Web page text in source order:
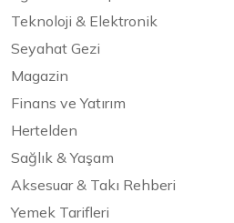
Teknoloji & Elektronik
Seyahat Gezi
Magazin
Finans ve Yatırım
Hertelden
Sağlık & Yaşam
Aksesuar & Takı Rehberi
Yemek Tarifleri